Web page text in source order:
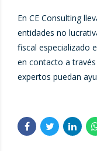
En CE Consulting
entidades no
fiscal especializado
en contacto a
expertos puedan